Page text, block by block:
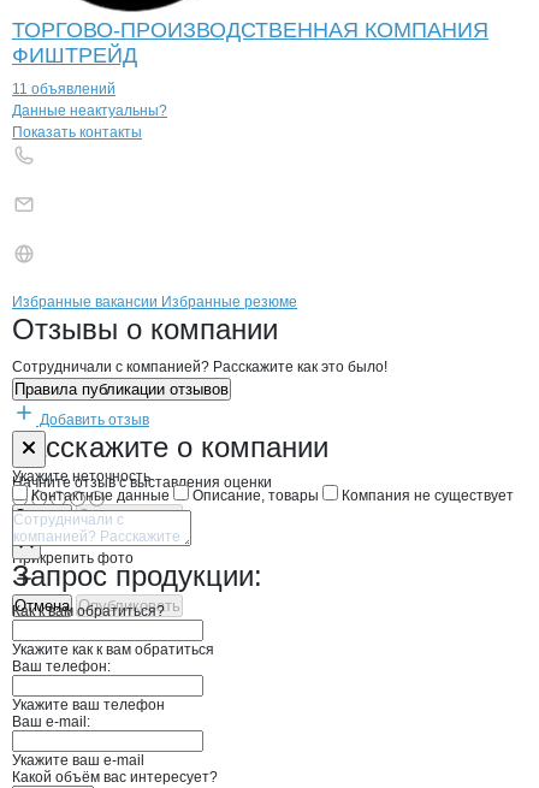
ТОРГОВО-ПРОИЗВОДСТВЕННАЯ КОМПАНИЯ
ФИШТРЕЙД
11 объявлений
Контактыкомпании
+7(800)000-00-..
Данные неактуальны?
Показать контакты
Брендыкомпани Натореев В.П.
Вакансии вНатореев В.П.
Избранные вакансии Избранные резюме
Новости oНатореев В.П., ИП
Отзывы о компании
Сотрудничали с компанией? Расскажите как это было!
Правила публикации отзывов
Добавить отзыв
Расскажите о компании
Начните отзыв с выставления оценки
Прикрепить фото
Отмена Опубликовать
Форма обратной связи о неточностях
Укажите неточность
Контактные данные
Описание, товары Компания не существует
Отмена Опубликовать
Запрос продукции:
Как к вам обратиться?
Укажите как к вам обратиться
Ваш телефон:
Укажите ваш телефон
Ваш e-mail:
Укажите ваш e-mail
Какой объём вас интересует?